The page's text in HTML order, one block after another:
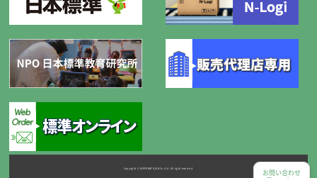
Copyright © NIPPONHYOJUN Co.Ltd. All right reserved.
お問い合わせ